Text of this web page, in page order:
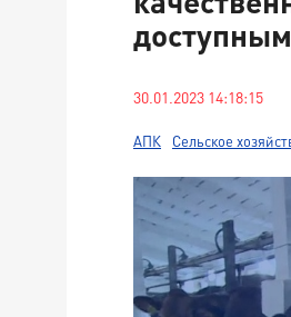
30.01.2023 14:18:15
АПК Сельское